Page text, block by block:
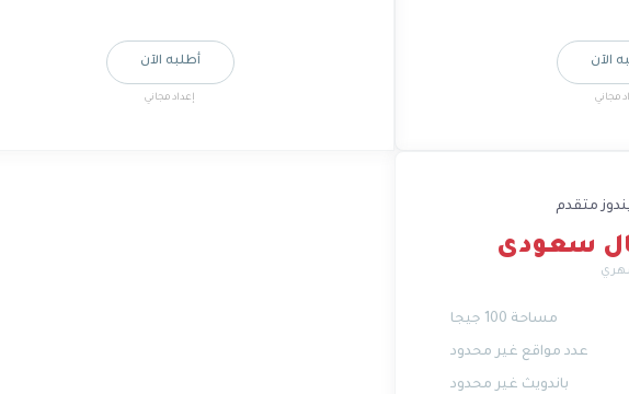
الآن
مجاني
أطلبه الآن
إعداد مجاني
متقدم
مساحة 100 جيجا
عدد مواقع غير محدود
باندويث غير محدود